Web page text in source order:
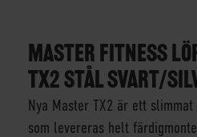
MASTER FITNESS
TX2 STÅL SVART/
Nya Master TX2 är ett
som levereras helt